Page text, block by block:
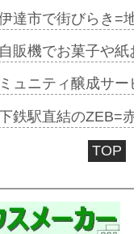
達市で街びらき=
販機でお菓子や
ュニティ醸成サ
鉄駅直結のZEB=
TOP